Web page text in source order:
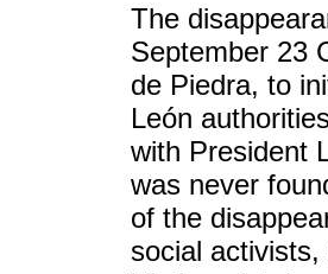
The
September 23
de Piedra, to
León
with President
was never
of the
social